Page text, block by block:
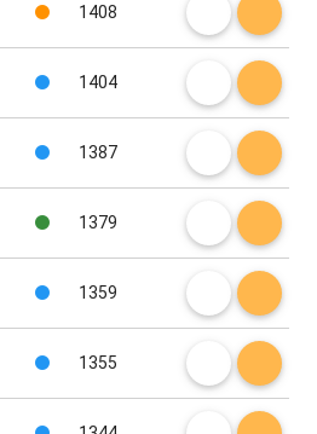
1408
1404
1387
1379
1359
1355